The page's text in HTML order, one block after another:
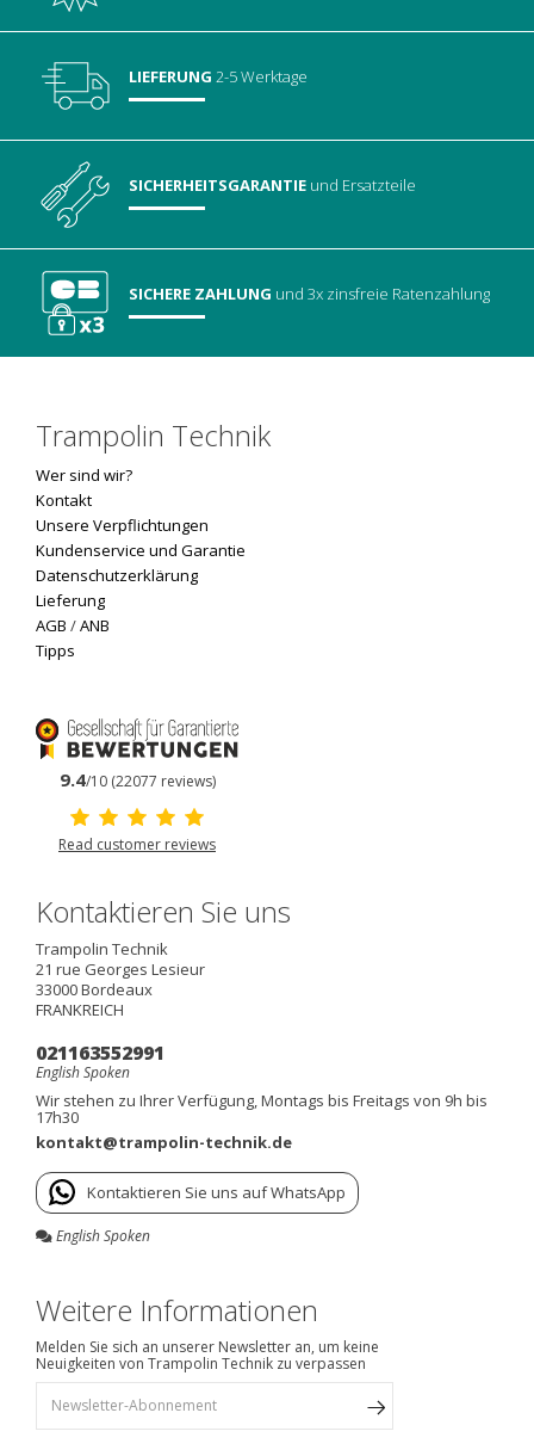
LIEFERUNG 2-5 Werktage
SICHERHEITSGARANTIE und Ersatzteile
SICHERE ZAHLUNG und 3x zinsfreie Ratenzahlung
Trampolin Technik
Wer sind wir?
Kontakt
Unsere Verpflichtungen
Kundenservice und Garantie
Datenschutzerklärung
Lieferung
AGB /ANB
Tipps
9.4/10 (22077 reviews)
Read customer reviews
Kontaktieren Sie uns
Trampolin Technik
21 rue Georges Lesieur
33000Bordeaux
FRANKREICH
021163552991
English Spoken
Wir stehen zu Ihrer Verfügung, Montags bis Freitags von 9h bis
17h30
kontakt@trampolin-technik.de
Kontaktieren Sie uns auf WhatsApp
English Spoken
Weitere Informationen
Melden Sie sich an unserer Newsletter an, um keine
Neuigkeiten von Trampolin Technik zu verpassen